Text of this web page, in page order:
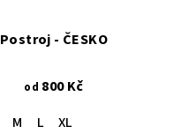
Postroj - ČESKO
od 800 Kč
M L
XL